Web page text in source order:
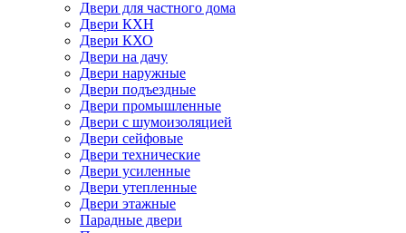
Двери для частного дома
Двери КХН
Двери КХО
Двери на дачу
Двери наружные
Двери подъездные
Двери промышленные
Двери с шумоизоляцией
Двери сейфовые
Двери технические
Двери усиленные
Двери утепленные
Двери этажные
Парадные двери